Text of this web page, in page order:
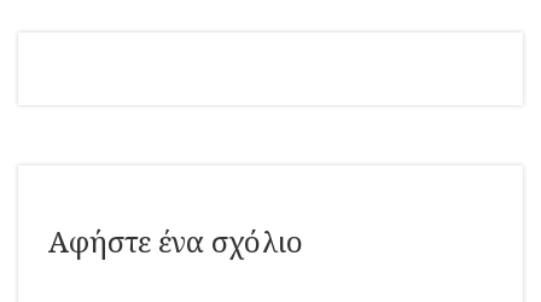
Αφήστε ένα σχόλιο